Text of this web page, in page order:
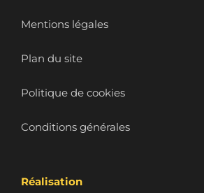
Mentions légales
Plan du site
Politique de cookies
Conditions générales
Réalisation